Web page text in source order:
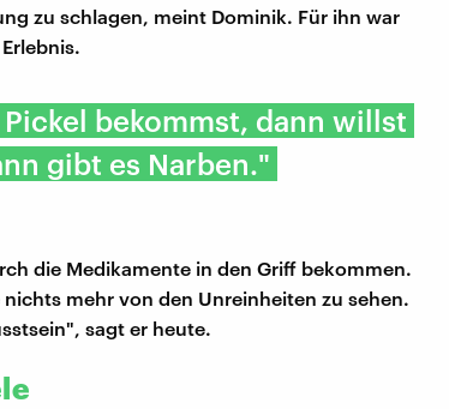
zu schlagen, meint Dominik. Für ihn war
bekommst, dann willst
gibt es Narben."
die Medikamente in den Griff bekommen.
mehr von den Unreinheiten zu sehen.
sagt er heute.